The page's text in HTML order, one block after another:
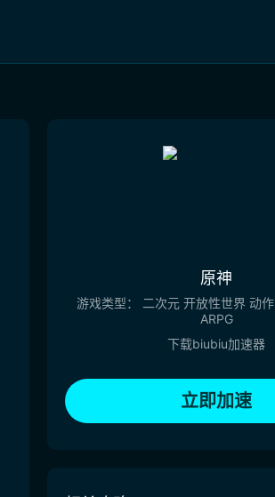
原神
游戏类型： 二次元 开放性世界 动作
ARPG
下载biubiu加速器
立即加速